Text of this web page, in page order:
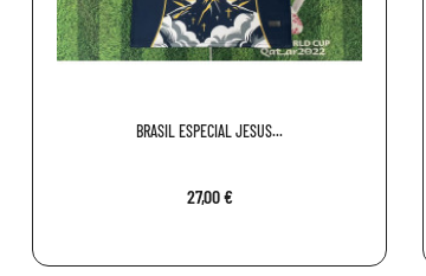
BRASIL ESPECIAL JESUS...
27,00 €